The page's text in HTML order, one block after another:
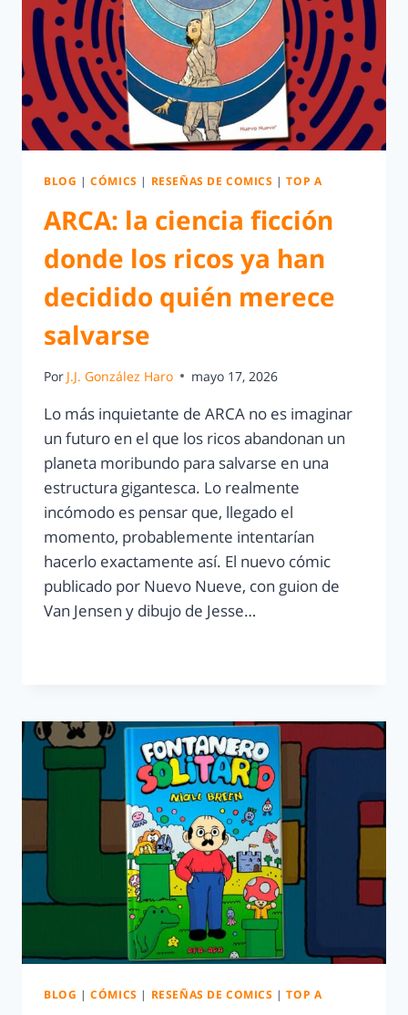
BLOG |CÓMICS | RESEÑAS DE COMICS |TOP A
ARCA: la ciencia ficción
donde los ricos ya han
decidido quién merece
salvarse
Por J.J. González Haro mayo 17, 2026
Lo más inquietante de ARCA no es imaginar
un futuro en el que los ricos abandonan un
planeta moribundo para salvarse en una
estructura gigantesca. Lo realmente
incómodo es pensar que, llegado el
momento, probablemente intentarían
hacerlo exactamente así. El nuevo cómic
publicado por Nuevo Nueve, con guion de
Van Jensen y dibujo de Jesse…
BLOG |CÓMICS | RESEÑAS DE COMICS |TOP A